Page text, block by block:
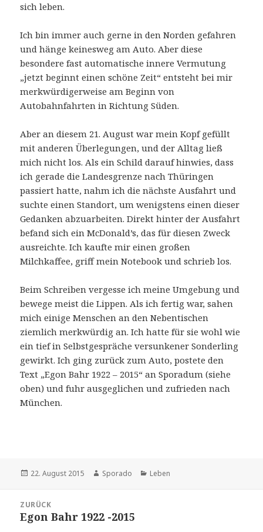
sich leben.
Ich bin immer auch gerne in den Norden gefahren
und hänge keinesweg am Auto. Aber diese
besondere fast automatische innere Vermutung
„jetzt beginnt einen schöne Zeit“ entsteht bei mir
merkwürdigerweise am Beginn von
Autobahnfahrten in Richtung Süden.
Aber an diesem 21. August war mein Kopf gefüllt
mit anderen Überlegungen, und der Alltag ließ
mich nicht los. Als ein Schild darauf hinwies, dass
ich gerade die Landesgrenze nach Thüringen
passiert hatte, nahm ich die nächste Ausfahrt und
suchte einen Standort, um wenigstens einen dieser
Gedanken abzuarbeiten. Direkt hinter der Ausfahrt
befand sich ein McDonald’s, das für diesen Zweck
ausreichte. Ich kaufte mir einen großen
Milchkaffee, griff mein Notebook und schrieb los.
Beim Schreiben vergesse ich meine Umgebung und
bewege meist die Lippen. Als ich fertig war, sahen
mich einige Menschen an den Nebentischen
ziemlich merkwürdig an. Ich hatte für sie wohl wie
ein tief in Selbstgespräche versunkener Sonderling
gewirkt. Ich ging zurück zum Auto, postete den
Text „Egon Bahr 1922 – 2015“ an Sporadum (siehe
oben) und fuhr ausgeglichen und zufrieden nach
München.
Veröffentlicht
22. August 2015 Autor
Sporado Kategorien
Leben
Navigation
ZURÜCK
Vorheriger
Egon Bahr 1922 -2015